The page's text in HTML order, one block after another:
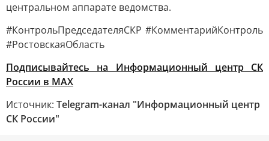
центральном аппарате ведомства.
#КонтрольПредседателяСКР #КомментарийКонтроль
#РостовскаяОбласть
Подписывайтесь на Информационный центр СК
России в MAХ
Источник: Telegram-канал "Информационный центр
СК России"